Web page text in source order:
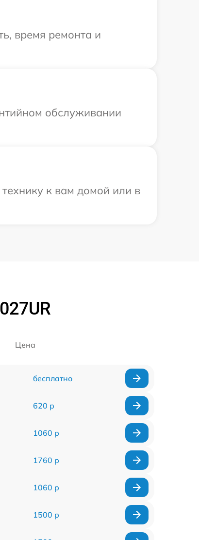
время ремонта и
обслуживании
к вам домой или в
Цена
бесплатно
620 р
1060 р
1760 р
1060 р
1500 р